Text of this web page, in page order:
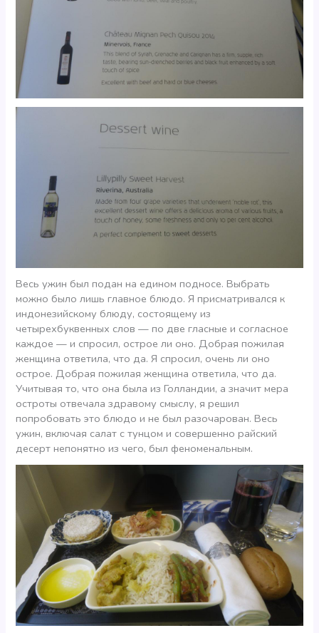
Весь ужин был подан на едином подносе. Выбрать
можно было лишь главное блюдо. Я присматривался к
индонезийскому блюду, состоящему из
четырехбуквенных слов — по две гласные и согласное
каждое — и спросил, острое ли оно. Добрая пожилая
женщина ответила, что да. Я спросил, очень ли оно
острое. Добрая пожилая женщина ответила, что да.
Учитывая то, что она была из Голландии, а значит мера
остроты отвечала здравому смыслу, я решил
попробовать это блюдо и не был разочарован. Весь
ужин, включая салат с тунцом и совершенно райский
десерт непонятно из чего, был феноменальным.